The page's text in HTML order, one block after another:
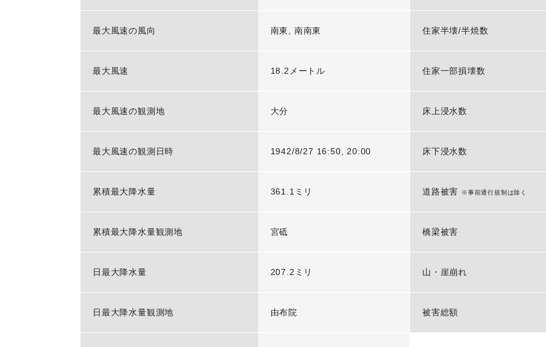
最大風速の風向 南東, 南南東
最大風速 18.2メートル
最大風速の観測地 大分
最大風速の観測日時 1942/8/27 16:50, 20:00
累積最大降水量 361.1ミリ
累積最大降水量観測地 宮砥
日最大降水量 207.2ミリ
日最大降水量観測地 由布院
住家半壊/半焼数
住家一部損壊数
床上浸水数
床下浸水数
道路被害 ※事前通行規制は除く
橋梁被害
山・崖崩れ
被害総額